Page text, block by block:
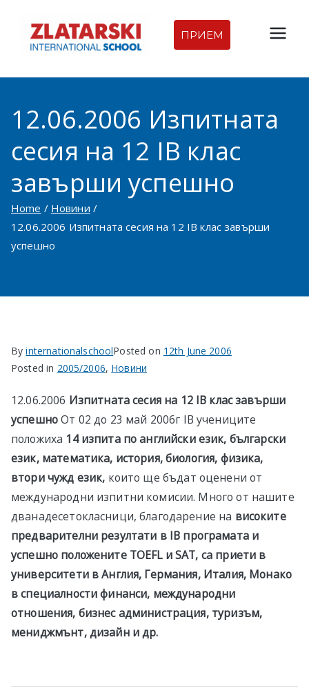
content
Междуна
родна
гимназия
Златарск
и |
Междуна
училище
в София
ПРИЕМ
12.06.2006 Изпитната
сесия на 12 IB клас
завърши успешно
Home
Новини
12.06.2006 Изпитната сесия на 12 IB клас завърши
успешно
ByinternationalschoolPosted on 12th June 2006
Posted in 2005/2006, Новини
12.06.2006 Изпитната сесия на 12 IB клас завърши
успешноОт 02 до 23 май 2006г IB учениците
положиха 14 изпита по английски език, български
език, математика, история, биология, физика,
втори чужд език, които ще бъдат оценени от
международни изпитни комисии. Много от нашите
дванадесетокласници, благодарение на високите
предварителни резултати в IB програмата и
успешно положените TOEFL и SAT, са приети в
университети в Англия, Германия, Италия, Монако
в специалности финанси, международни
отношения, бизнес администрация, туризъм,
мениджмънт, дизайн и др.